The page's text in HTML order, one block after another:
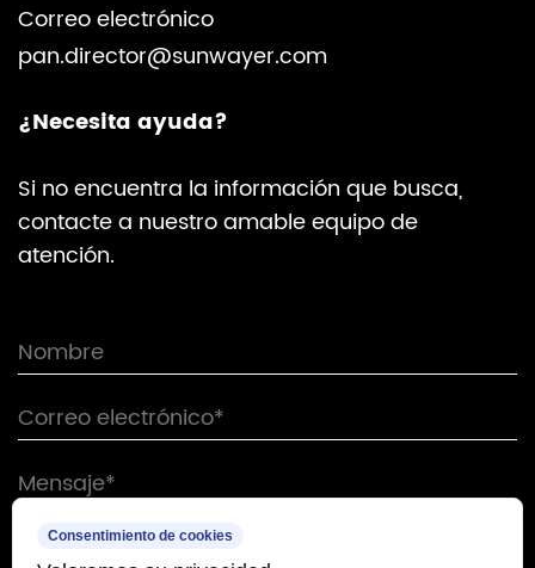
Correo electrónico
pan.director@sunwayer.com
¿Necesita ayuda?
Si no encuentra la información que busca,
contacte a nuestro amable equipo de
atención.
Consentimiento de cookies